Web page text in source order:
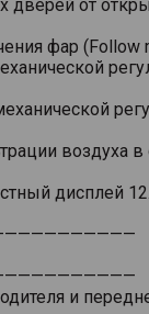
дверей от
фар (Follow
воздуха в
дисплей
и